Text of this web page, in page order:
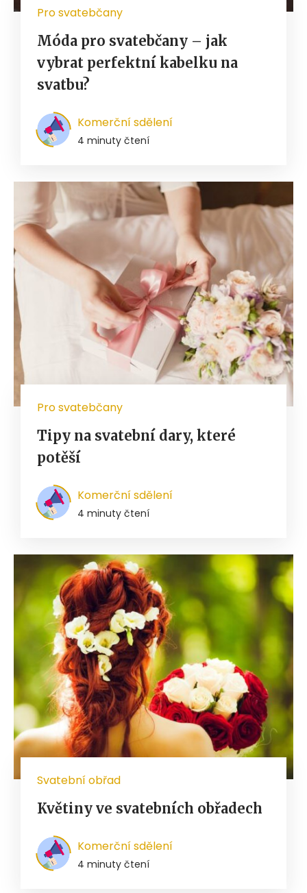
Pro svatebčany
Móda pro svatebčany – jak
vybrat perfektní kabelku na
svatbu?
Komerční sdělení
4 minuty čtení
Pro svatebčany
Tipy na svatební dary, které
potěší
Komerční sdělení
4 minuty čtení
Svatební obřad
Květiny ve svatebních obřadech
Komerční sdělení
4 minuty čtení